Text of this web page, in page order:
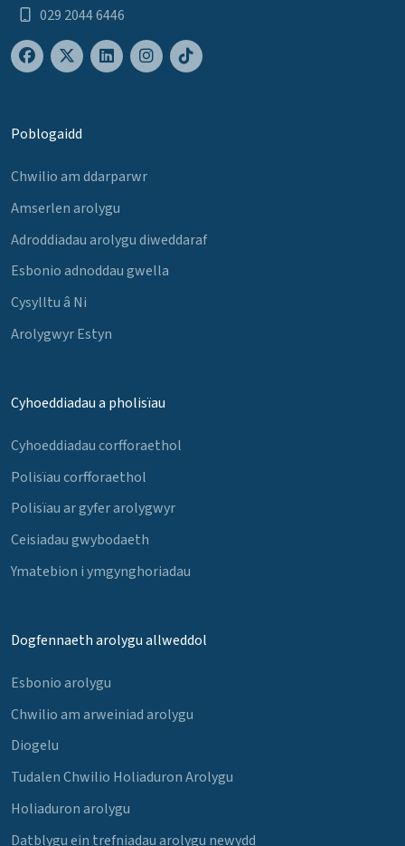
029 2044 6446
Poblogaidd
Chwilio am ddarparwr
Amserlen arolygu
Adroddiadau arolygu diweddaraf
Esbonio adnoddau gwella
Cysylltu â Ni
Arolygwyr Estyn
Cyhoeddiadau a pholisïau
Cyhoeddiadau corfforaethol
Polisïau corfforaethol
Polisïau ar gyfer arolygwyr
Ceisiadau gwybodaeth
Ymatebion i ymgynghoriadau
Dogfennaeth arolygu allweddol
Esbonio arolygu
Chwilio am arweiniad arolygu
Diogelu
Tudalen Chwilio Holiaduron Arolygu
Holiaduron arolygu
Datblygu ein trefniadau arolygu newydd